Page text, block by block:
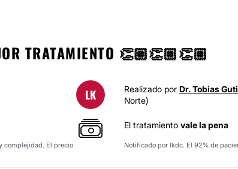
TRATAMIENTO 👏🏼👏🏼👏🏼
LK Realizado por Dr. Tobias
Norte)
complejidad. El precio
El tratamiento vale la pena
Notificado por lkdc. El 92% de